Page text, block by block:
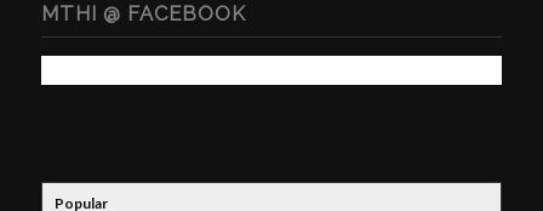
MTHI @ FACEBOOK
Popular